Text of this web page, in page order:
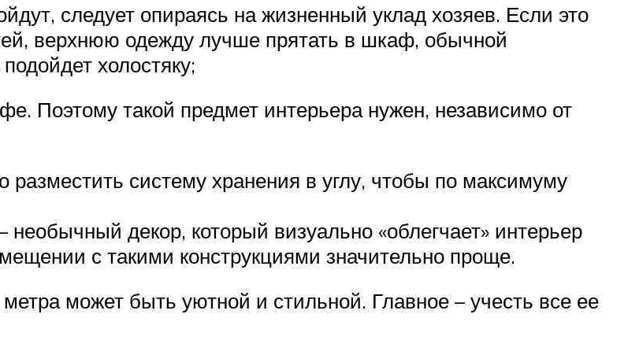
следует опираясь на жизненный уклад хозяев. Если это
верхнюю одежду лучше прятать в шкаф, обычной
холостяку;
Поэтому такой предмет интерьера нужен, независимо от
систему хранения в углу, чтобы по максимуму
декор, который визуально «облегчает» интерьер
с такими конструкциями значительно проще.
может быть уютной и стильной. Главное – учесть все ее